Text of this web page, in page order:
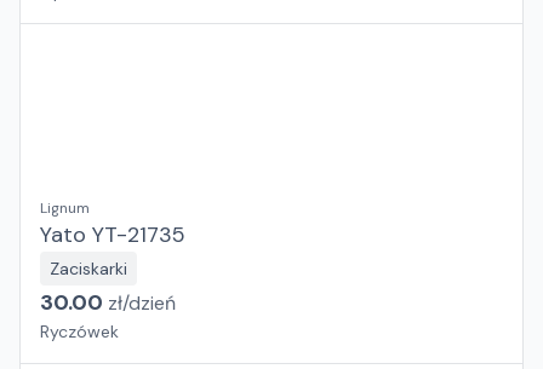
Lignum
Yato YT-21735
Zaciskarki
30.00 zł/dzień
Ryczówek